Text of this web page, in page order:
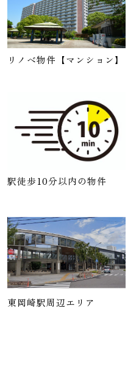
リノベ物件【マンション】
駅徒歩10分以内の物件
東岡崎駅周辺エリア